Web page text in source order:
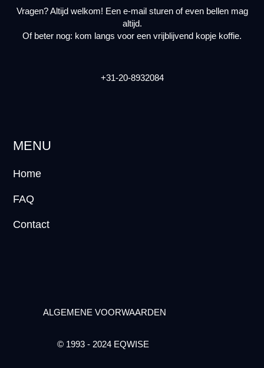
Vragen? Altijd welkom! Een e-mail sturen of even bellen mag
altijd.
Of beter nog: kom langs voor een vrijblijvend kopje koffie.
+31-20-8932084
MENU
Home
FAQ
Contact
ALGEMENE VOORWAARDEN
© 1993 - 2024 EQWISE